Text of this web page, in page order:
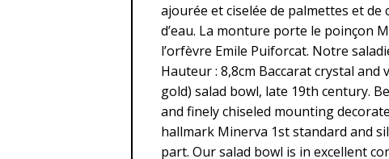
ajourée et ciselée de palmettes et
d’eau. La monture porte le poinçon
l’orfèvre Emile Puiforcat. Notre
Hauteur : 8,8cm Baccarat crystal
gold) salad bowl, late 19th century.
and finely chiseled mounting
hallmark Minerva 1st standard and
part. Our salad bowl is in excellent